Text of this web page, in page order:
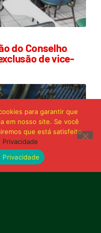
do Conselho
de vice-
para garantir que
em nosso site. Se você
que está satisfeito
Privacidade
Privacidade